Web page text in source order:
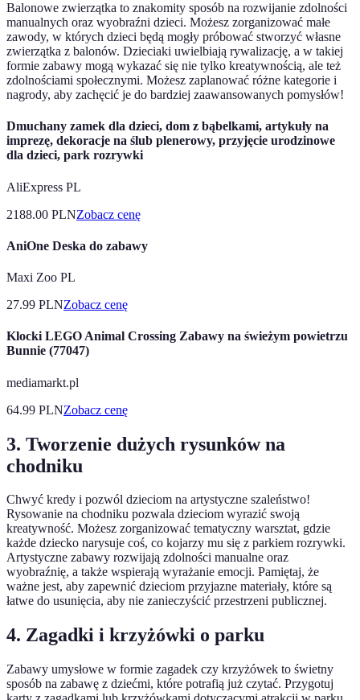
Balonowe zwierzątka to znakomity sposób na rozwijanie zdolności
manualnych oraz wyobraźni dzieci. Możesz zorganizować małe
zawody, w których dzieci będą mogły próbować stworzyć własne
zwierzątka z balonów. Dzieciaki uwielbiają rywalizację, a w takiej
formie zabawy mogą wykazać się nie tylko kreatywnością, ale też
zdolnościami społecznymi. Możesz zaplanować różne kategorie i
nagrody, aby zachęcić je do bardziej zaawansowanych pomysłów!
Dmuchany zamek dla dzieci, dom z bąbelkami, artykuły na
imprezę, dekoracje na ślub plenerowy, przyjęcie urodzinowe
dla dzieci, park rozrywki
AliExpress PL
2188.00 PLNZobacz cenę
AniOne Deska do zabawy
Maxi Zoo PL
27.99 PLNZobacz cenę
Klocki LEGO Animal Crossing Zabawy na świeżym powietrzu
Bunnie (77047)
mediamarkt.pl
64.99 PLNZobacz cenę
3. Tworzenie dużych rysunków na
chodniku
Chwyć kredy i pozwól dzieciom na artystyczne szaleństwo!
Rysowanie na chodniku pozwala dzieciom wyrazić swoją
kreatywność. Możesz zorganizować tematyczny warsztat, gdzie
każde dziecko narysuje coś, co kojarzy mu się z parkiem rozrywki.
Artystyczne zabawy rozwijają zdolności manualne oraz
wyobraźnię, a także wspierają wyrażanie emocji. Pamiętaj, że
ważne jest, aby zapewnić dzieciom przyjazne materiały, które są
łatwe do usunięcia, aby nie zanieczyścić przestrzeni publicznej.
4. Zagadki i krzyżówki o parku
Zabawy umysłowe w formie zagadek czy krzyżówek to świetny
sposób na zabawę z dziećmi, które potrafią już czytać. Przygotuj